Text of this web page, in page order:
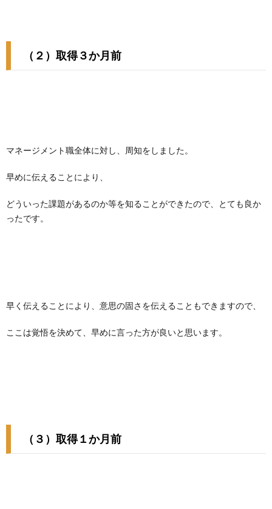
（２）取得３か月前
マネージメント職全体に対し、周知をしました。
早めに伝えることにより、
どういった課題があるのか等を知ることができたので、とても良か
ったです。
早く伝えることにより、意思の固さを伝えることもできますので、
ここは覚悟を決めて、早めに言った方が良いと思います。
（３）取得１か月前